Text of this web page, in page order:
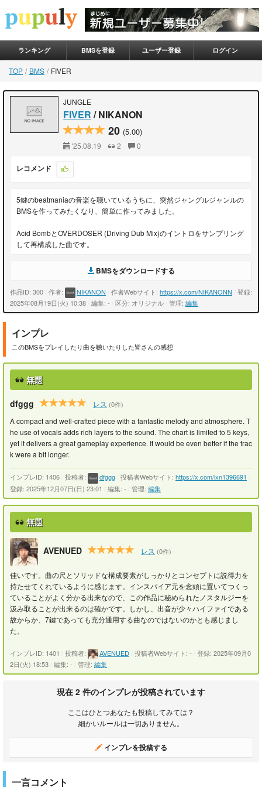
ランキング BMSを登録 ユーザー登録 ログイン
TOP BMS FIVER
JUNGLE
FIVER / NIKANON
20 (5.00)
'25.08.19 2 0
レコメンド
5鍵のbeatmaniaの音楽を聴いているうちに、突然ジャングルジャンルの
BMSを作ってみたくなり、簡単に作ってみました。
Acid BombとOVERDOSER (Driving Dub Mix)のイントロをサンプリング
して再構成した曲です。
BMSをダウンロードする
作品ID: 300 作者: NIKANON 作者Webサイト: https://x.com/NIKANONN
登録:
2025年08月19日(火) 10:38 編集: - 区分: オリジナル 管理: 編集
インプレ
このBMSをプレイしたり曲を聴いたりした皆さんの感想
無題
dfggg レス (0件)
A compact and well-crafted piece with a fantastic melody and atmosphere. T
he use of vocals adds rich layers to the sound. The chart is limited to 5 keys,
yet it delivers a great gameplay experience. It would be even better if the trac
k were a bit longer.
インプレID: 1406 投稿者: dfggg 投稿者Webサイト: https://x.com/lxn1396691
登録: 2025年12月07日(日) 23:01
編集: - 管理: 編集
無題
AVENUED レス (0件)
佳いです。曲の尺とソリッドな構成要素がしっかりとコンセプトに説得力を
持たせてくれているように感じます。インスパイア元を念頭に置いてつくっ
ていることがよく分かる出来なので、この作品に秘められたノスタルジーを
汲み取ることが出来るのは確かです。しかし、出音が少々ハイファイである
故からか、7鍵であっても充分通用する曲なのではないのかとも感じまし
た。
インプレID: 1401 投稿者: AVENUED 投稿者Webサイト: -
登録: 2025年09月0
2日(火) 18:53 編集: - 管理: 編集
現在 2 件のインプレが投稿されています
ここはひとつあなたも投稿してみては？
細かいルールは一切ありません。
インプレを投稿する
一言コメント